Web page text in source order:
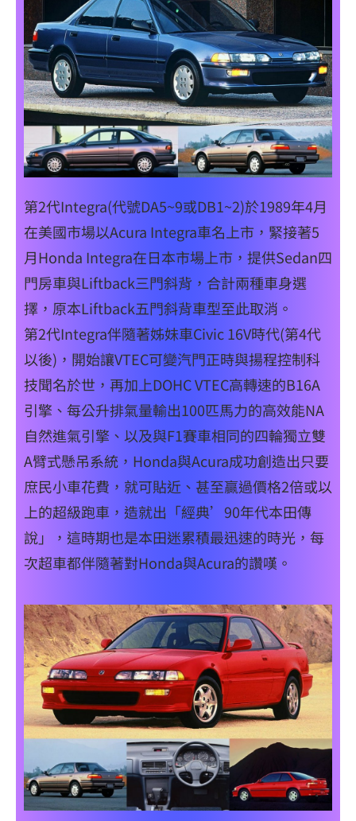
第2代Integra(代號DA5~9或DB1~2)於1989年4月
在美國市場以Acura Integra車名上市，緊接著5
月Honda Integra在日本市場上市，提供Sedan四
門房車與Liftback三門斜背，合計兩種車身選
擇，原本Liftback五門斜背車型至此取消。
第2代Integra伴隨著姊妹車Civic 16V時代(第4代
以後)，開始讓VTEC可變汽門正時與揚程控制科
技聞名於世，再加上DOHC VTEC高轉速的B16A
引擎、每公升排氣量輸出100匹馬力的高效能NA
自然進氣引擎、以及與F1賽車相同的四輪獨立雙
A臂式懸吊系統，Honda與Acura成功創造出只要
庶民小車花費，就可貼近、甚至贏過價格2倍或以
上的超級跑車，造就出「經典’90年代本田傳
說」，這時期也是本田迷累積最迅速的時光，每
次超車都伴隨著對Honda與Acura的讚嘆。